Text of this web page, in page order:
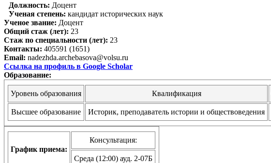
Должность: Доцент
Ученая степень: кандидат исторических наук
Ученое звание: Доцент
Общий стаж (лет): 23
Стаж по специальности (лет): 23
Контакты: 405591 (1651)
Email: nadezhda.archebasova@volsu.ru
Ссылка на профиль в Google Scholar
Образование:
Уровень образования Квалификация
Высшее образование Историк, преподаватель истории и обществоведения
График приема:
Консультация:
Среда (12:00) ауд. 2-07Б